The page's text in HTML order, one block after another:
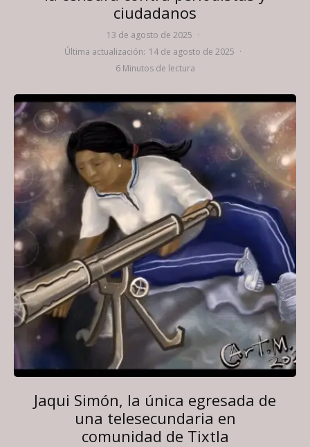
ciudadanos
13 de agosto de 2025 ·
Última actualización: 14 de agosto de 2025 ·
6 Minutos de lectura
Jaqui Simón, la única egresada de
una telesecundaria en
comunidad de Tixtla